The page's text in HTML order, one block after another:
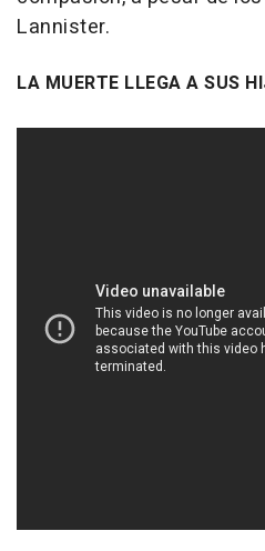
Lannister.
LA MUERTE LLEGA A SUS